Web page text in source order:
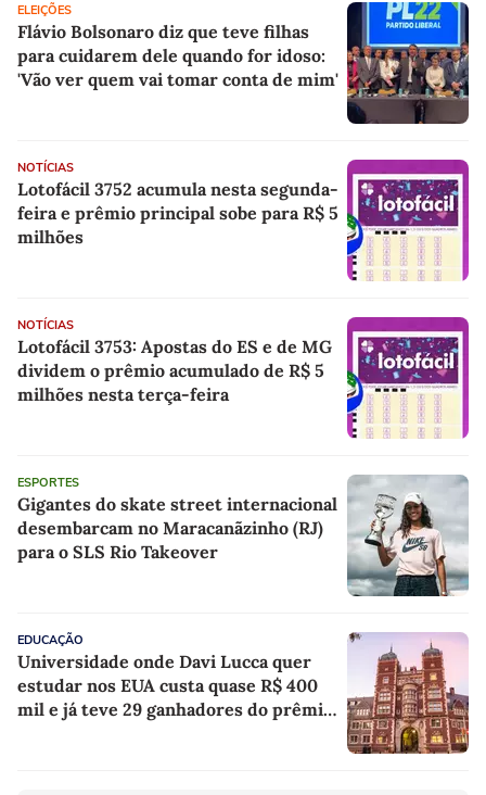
ELEIÇÕES
Flávio Bolsonaro diz que teve filhas
para cuidarem dele quando for idoso:
'Vão ver quem vai tomar conta de mim'
NOTÍCIAS
Lotofácil 3752 acumula nesta segunda-
feira e prêmio principal sobe para R$ 5
milhões
NOTÍCIAS
Lotofácil 3753: Apostas do ES e de MG
dividem o prêmio acumulado de R$ 5
milhões nesta terça-feira
ESPORTES
Gigantes do skate street internacional
desembarcam no Maracanãzinho (RJ)
para o SLS Rio Takeover
EDUCAÇÃO
Universidade onde Davi Lucca quer
estudar nos EUA custa quase R$ 400
mil e já teve 29 ganhadores do prêmio